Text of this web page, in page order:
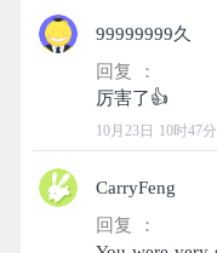
99999999久
回复 ：
10月23日 10时47分
CarryFeng
回复 ：